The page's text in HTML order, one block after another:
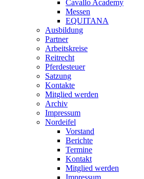
Cavallo Academy
Messen
EQUITANA
Ausbildung
Partner
Arbeitskreise
Reitrecht
Pferdesteuer
Satzung
Kontakte
Mitglied werden
Archiv
Impressum
Nordeifel
Vorstand
Berichte
Termine
Kontakt
Mitglied werden
Impressum